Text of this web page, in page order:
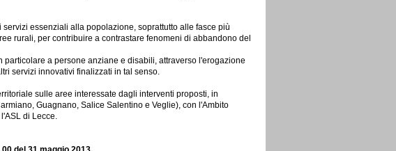
essenziali alla popolazione, soprattutto alle fasce più
rurali, per contribuire a contrastare fenomeni di abbandono del
a persone anziane e disabili, attraverso l'erogazione
servizi innovativi finalizzati in tal senso.
sulle aree interessate dagli interventi proposti, in
Guagnano, Salice Salentino e Veglie), con l'Ambito
di Lecce.